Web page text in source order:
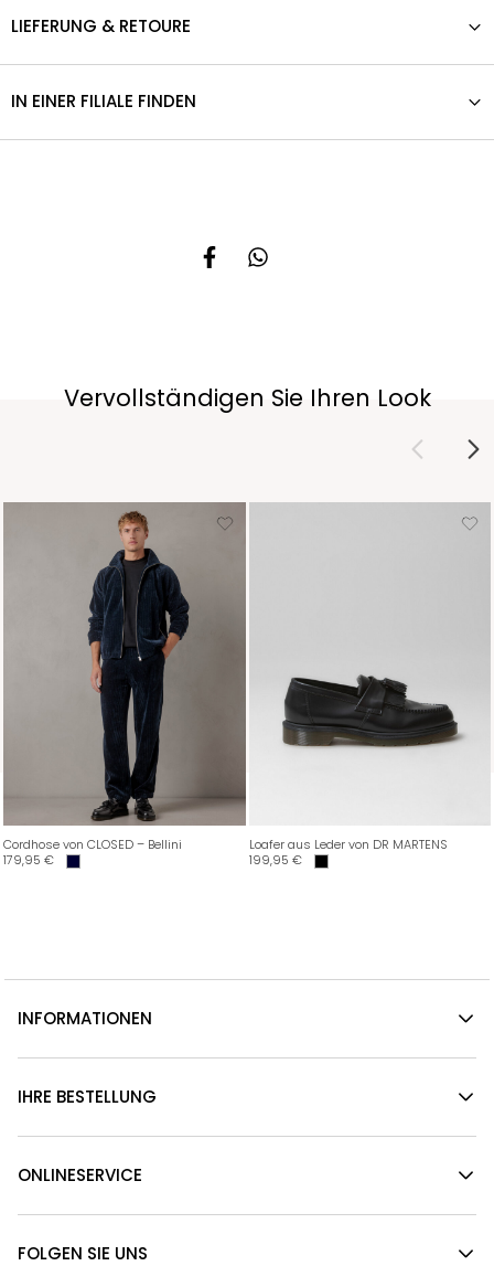
LIEFERUNG & RETOURE
IN EINER FILIALE FINDEN
Vervollständigen Sie Ihren Look
Cordhose von CLOSED – Bellini
179,95 €
Loafer aus Leder von DR MARTENS
199,95 €
INFORMATIONEN
IHRE BESTELLUNG
ONLINESERVICE
FOLGEN SIE UNS